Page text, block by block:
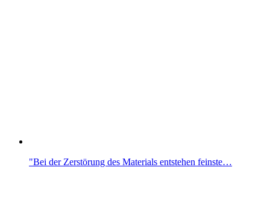
"Bei der Zerstörung des Materials entstehen feinste…